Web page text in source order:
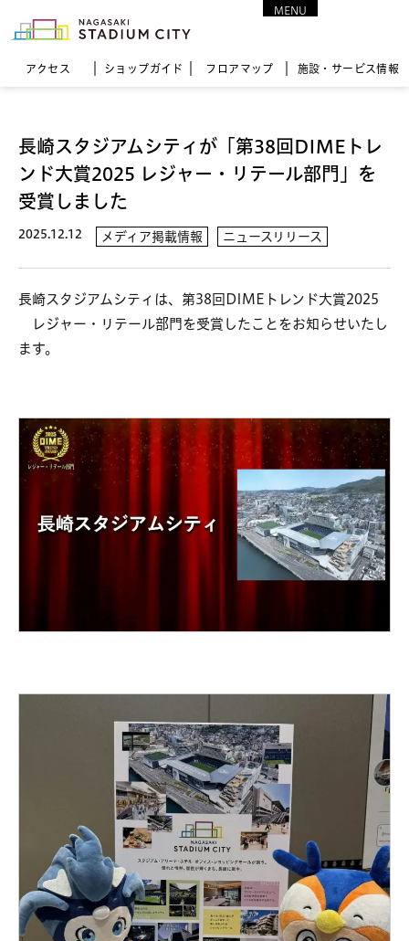
アクセス ショップガイド フロア マップ 施設・サービス情報
MENU
長崎スタジアムシティが「第38回DIMEトレ
ンド大賞2025 レジャー・リテール部門」を
受賞しました
2025.12.12 メディア掲載情報 ニュースリリース
長崎スタジアムシティは、第38回DIMEトレンド大賞2025
レジャー・リテール部門を受賞したことをお知らせいたし
ます。